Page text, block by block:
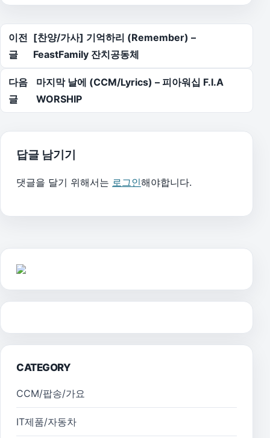
글 탐색
이전
글
[찬양/가사] 기억하리 (Remember) –
FeastFamily 잔치공동체
다음
글
마지막 날에 (CCM/Lyrics) – 피아워십 F.I.A
WORSHIP
답글 남기기
댓글을 달기 위해서는 로그인해야합니다.
CATEGORY
CCM/팝송/가요
IT제품/자동차